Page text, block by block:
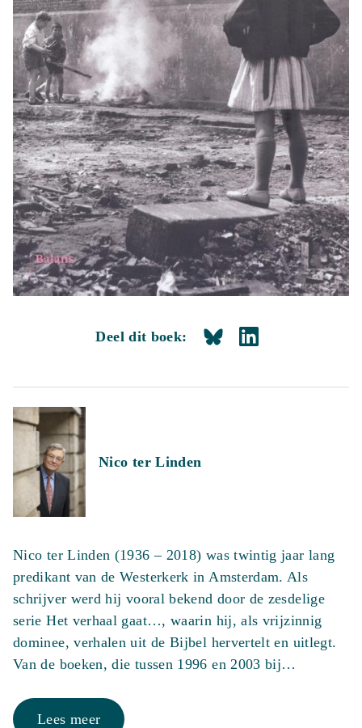
Deel dit boek:
Nico ter Linden
Nico ter Linden (1936 – 2018) was twintig jaar lang
predikant van de Westerkerk in Amsterdam. Als
schrijver werd hij vooral bekend door de zesdelige
serie Het verhaal gaat…, waarin hij, als vrijzinnig
dominee, verhalen uit de Bijbel hervertelt en uitlegt.
Van de boeken, die tussen 1996 en 2003 bij…
Lees meer